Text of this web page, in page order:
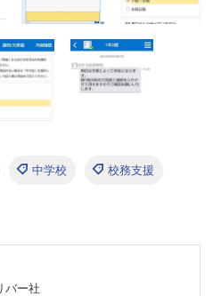
中学校 校務支援
バー社